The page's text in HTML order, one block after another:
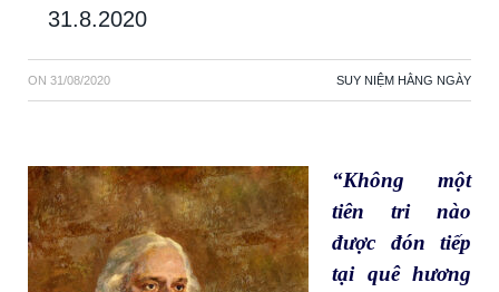
31.8.2020
ON 31/08/2020 SUY NIỆM HẰNG NGÀY
“Không một
tiên tri nào
được đón tiếp
tại quê hương